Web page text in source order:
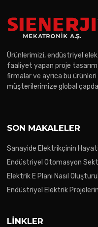
Ürünlerimizi, endüstriyel
faaliyet yapan proje tasarım,
firmalar ve ayrıca bu
müşterilerimize global
SON MAKALELER
Sanayide Elektrikçinin Hayati
Endüstriyel Otomasyon
Elektrik E Planı Nasıl
Endüstriyel Elektrik
LINKLER